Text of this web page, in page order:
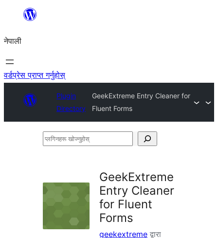
सामग्रीमा
नेपाली
वर्डप्रेस प्राप्त गर्नुहोस्
Plugin
Directory
GeekExtreme Entry Cleaner for
Fluent Forms
प्लगिनहरू
GeekExtreme
Entry Cleaner
for Fluent
Forms
geekextreme द्वारा